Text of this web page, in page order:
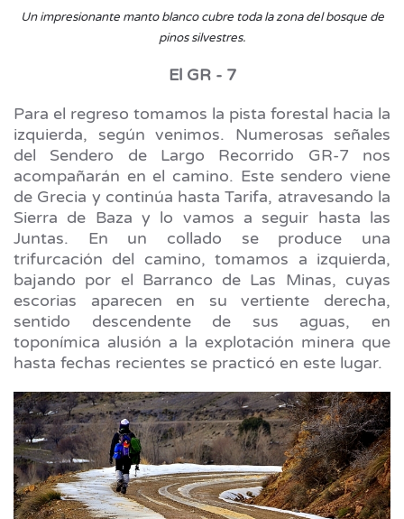
Un impresionante manto blanco cubre toda la zona del bosque de
pinos silvestres.
El GR - 7
Para el regreso tomamos la pista forestal hacia la
izquierda, según venimos. Numerosas señales
del Sendero de Largo Recorrido GR-7 nos
acompañarán en el camino. Este sendero viene
de Grecia y continúa hasta Tarifa, atravesando la
Sierra de Baza y lo vamos a seguir hasta las
Juntas. En un collado se produce una
trifurcación del camino, tomamos a izquierda,
bajando por el Barranco de Las Minas, cuyas
escorias aparecen en su vertiente derecha,
sentido descendente de sus aguas, en
toponímica alusión a la explotación minera que
hasta fechas recientes se practicó en este lugar.